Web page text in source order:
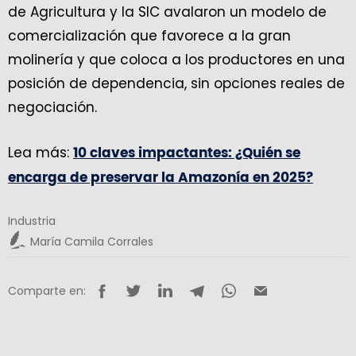
de Agricultura y la SIC avalaron un modelo de
comercialización que favorece a la gran
molinería y que coloca a los productores en una
posición de dependencia, sin opciones reales de
negociación.
Lea más: 10 claves impactantes: ¿Quién se
encarga de preservar la Amazonía en 2025?
Industria
María Camila Corrales
Comparte en: